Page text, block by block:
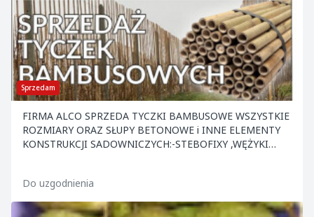
Sprzedam
FIRMA ALCO SPRZEDA TYCZKI BAMBUSOWE WSZYSTKIE
ROZMIARY ORAZ SŁUPY BETONOWE i INNE ELEMENTY
KONSTRUKCJI SADOWNICZYCH:-STEBOFIXY ,WĘŻYKI
Do uzgodnienia